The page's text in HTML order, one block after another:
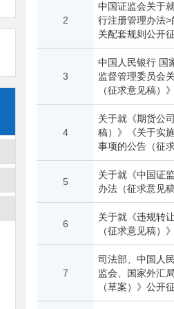
2
中国证监会关于
行注册管理办法
关配套规则公开
3
中国人民银行 国
监督管理委员会
（征求意见稿）
4
关于就《期货公
稿）》《关于实
事项的公告（征
5
关于就《中国证
办法（征求意见
6
关于就《违规转
（征求意见稿）
7
司法部、中国人
监会、国家外汇
（草案）》公开